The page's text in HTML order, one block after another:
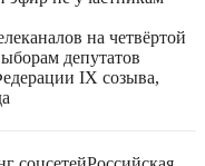
на четвёртой
депутатов
IX созыва,